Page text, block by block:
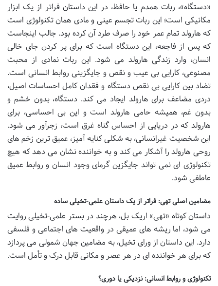
«دستگاه»، ربات همدم یا حافظ، در این داستان فراتر از یک ابزار
مکانیکی است؛ این ربات تجسم عینی و مادی همان تکنولوژی است
که هارولد تمام عمر خود را صرف طرد آن کرده بود. جالب اینجاست
که پس از فاجعه، این دستگاه است که برای پر کردن جای خالی
انسان، وارد زندگی هارولد می شود. این ربات نمادی از محبت
مصنوعی، کارایی بی عیب و نقص و جایگزینی روابط انسانی است.
تضاد بین کارایی بی نقص دستگاه و فقدان کامل احساسات اصیل،
دردی مضاعف برای هارولد ایجاد می کند. دستگاه، بدون خشم و
بدون غم، همیشه حامی هارولد است و این بی احساسی، برای
هارولد که در دریایی از احساس گناه غرق است، زجرآور می شود.
این شخصیت غیرانسانی، به شکلی کنایه آمیز، عمیق ترین زخم های
روحی هارولد را آشکار می کند و به خواننده نشان می دهد که هیچ
تکنولوژی ای نمی تواند جایگزین گرمای وجود انسان و روابط عمیق
عاطفی شود.
مضامین اصلی تهی: فراتر از یک داستان علمی-تخیلی ساده
داستان کوتاه «تهی» اریک بل، هرچند در بستر علمی-تخیلی روایت
می شود، اما ریشه های عمیقی در واقعیت های اجتماعی و فلسفی
دارد. این داستان از ورای تخیل، به مضامین جهان شمولی می پردازد
که برای هر خواننده ای در هر عصر و مکانی قابل درک و تأمل است.
تکنولوژی و روابط انسانی: نزدیکی یا دوری؟